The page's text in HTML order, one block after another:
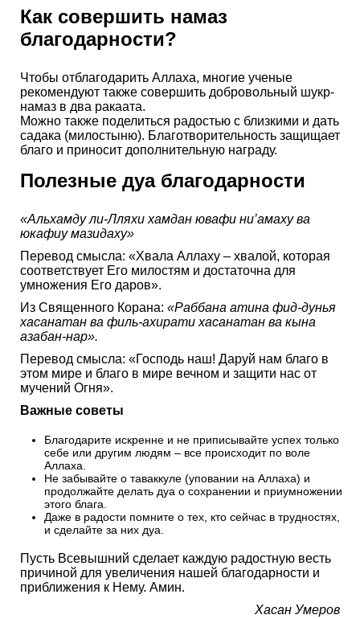
Как совершить намаз
благодарности?
Чтобы отблагодарить Аллаха, многие ученые
рекомендуют также совершить добровольный шукр-
намаз в два ракаата.
Можно также поделиться радостью с близкими и дать
садака (милостыню). Благотворительность защищает
благо и приносит дополнительную награду.
Полезные дуа благодарности
«Альхамду ли-Лляхи хамдан ювафи ни’амаху ва
юкафиу мазидаху»
Перевод смысла: «Хвала Аллаху – хвалой, которая
соответствует Его милостям и достаточна для
умножения Его даров».
Из Священного Корана: «Раббана атина фид-дунья
хасанатан ва филь-ахирати хасанатан ва кына
азабан-нар».
Перевод смысла: «Господь наш! Даруй нам благо в
этом мире и благо в мире вечном и защити нас от
мучений Огня».
Важные советы
Благодарите искренне и не приписывайте успех только
себе или другим людям – все происходит по воле
Аллаха.
Не забывайте о таваккуле (уповании на Аллаха) и
продолжайте делать дуа о сохранении и приумножении
этого блага.
Даже в радости помните о тех, кто сейчас в трудностях,
и сделайте за них дуа.
Пусть Всевышний сделает каждую радостную весть
причиной для увеличения нашей благодарности и
приближения к Нему. Амин.
Хасан Умеров